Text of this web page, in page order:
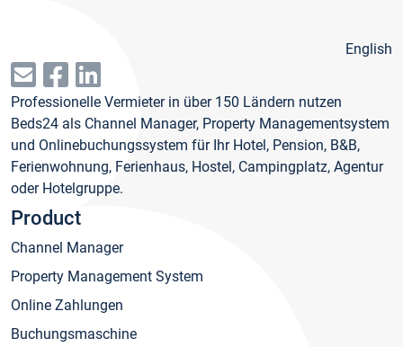
English
Professionelle Vermieter in über 150 Ländern nutzen
Beds24 als Channel Manager, Property Managementsystem
und Onlinebuchungssystem für Ihr Hotel, Pension, B&B,
Ferienwohnung, Ferienhaus, Hostel, Campingplatz, Agentur
oder Hotelgruppe.
Product
Channel Manager
Property Management System
Online Zahlungen
Buchungsmaschine